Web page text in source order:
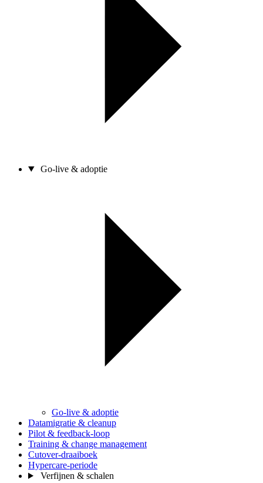
Go-live & adoptie
Go-live & adoptie
Datamigratie & cleanup
Pilot & feedback-loop
Training & change management
Cutover-draaiboek
Hypercare-periode
Verfijnen & schalen